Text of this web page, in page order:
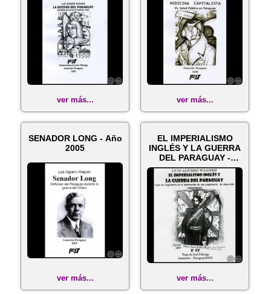
ver más... ver más...
SENADOR LONG - Año
2005
ver más...
EL IMPERIALISMO
INGLÉS Y LA GUERRA
DEL PARAGUAY -
Autor: LUIS AGÜ...
ver más...